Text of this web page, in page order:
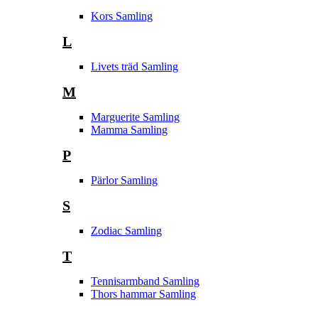
Kors Samling
L
Livets träd Samling
M
Marguerite Samling
Mamma Samling
P
Pärlor Samling
S
Zodiac Samling
T
Tennisarmband Samling
Thors hammar Samling